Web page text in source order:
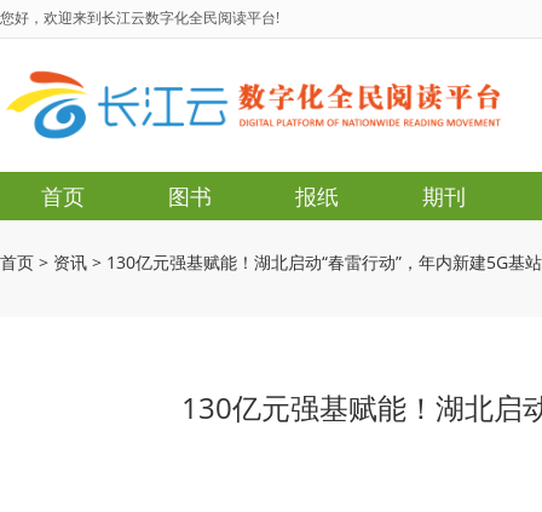
您好，欢迎来到长江云数字化全民阅读平台!
首页 图书 报纸 期刊
首页 > 资讯 > 130亿元强基赋能！湖北启动“春雷行动”，年内新建5G基
130亿元强基赋能！湖北启